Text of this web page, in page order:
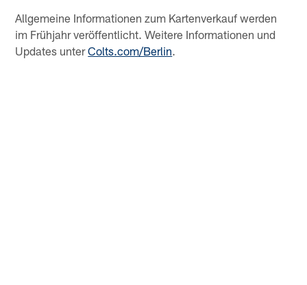
Allgemeine Informationen zum Kartenverkauf werden
im Frühjahr veröffentlicht. Weitere Informationen und
Updates unterColts.com/Berlin.